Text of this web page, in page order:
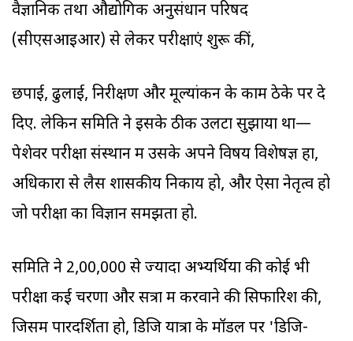
वैज्ञानिक तथा औद्योगिक अनुसंधान परिषद
(सीएसआइआर) से लेकर परीक्षाएं शुरू कीं,
छपाई, ढुलाई, निरीक्षण और मूल्यांकन के काम ठेके पर दे
दिए. लेकिन समिति ने इसके ठीक उलटा सुझाया था—
पेशेवर परीक्षा संस्थान में उसके अपने विषय विशेषज्ञ हों,
अधिकारों से लैस शासकीय निकाय हो, और ऐसा नेतृत्व हो
जो परीक्षा का विज्ञान समझता हो.
समिति ने 2,00,000 से ज्यादा अभ्यर्थियों की कोई भी
परीक्षा कई चरणों और सत्रों में करवाने की सिफारिश की,
जिसमें पारदर्शिता हो, डिजि यात्रा के मॉडल पर 'डिजि-